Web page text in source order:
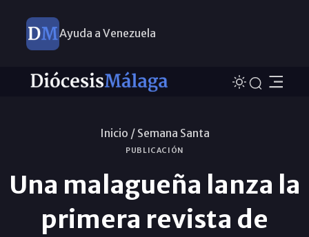
Ayuda a Venezuela
Inicio / Semana Santa
PUBLICACIÓN
Una malagueña lanza la
primera revista de